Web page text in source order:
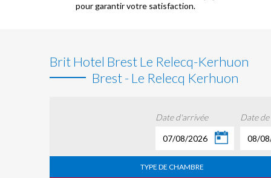
pour garantir votre satisfaction.
Brit Hotel Brest Le Relecq-Kerhuon
Brest - Le Relecq Kerhuon
Date d'arrivée
07/08/2026
Date
08/
TYPE DE CHAMBRE